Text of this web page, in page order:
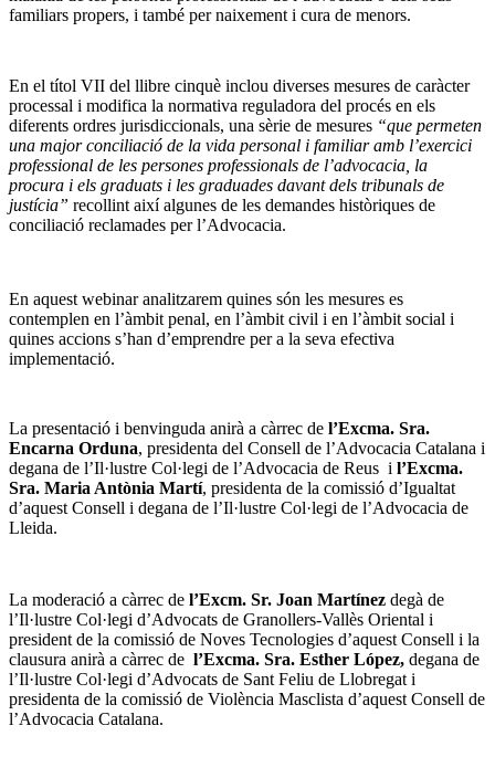
familiars propers, i també per naixement i cura de menors.
En el títol VII del llibre cinquè inclou diverses mesures de caràcter
processal i modifica la normativa reguladora del procés en els
diferents ordres jurisdiccionals, una sèrie de mesures “que permeten
una major conciliació de la vida personal i familiar amb l’exercici
professional de les persones professionals de l’advocacia, la
procura i els graduats i les graduades davant dels tribunals de
justícia” recollint així algunes de les demandes històriques de
conciliació reclamades per l’Advocacia.
En aquest webinar analitzarem quines són les mesures es
contemplen en l’àmbit penal, en l’àmbit civil i en l’àmbit social i
quines accions s’han d’emprendre per a la seva efectiva
implementació.
La presentació i benvinguda anirà a càrrec de l’Excma. Sra.
Encarna Orduna, presidenta del Consell de l’Advocacia Catalana i
degana de l’Il·lustre Col·legi de l’Advocacia de Reus i l’Excma.
Sra. Maria Antònia Martí, presidenta de la comissió d’Igualtat
d’aquest Consell i degana de l’Il·lustre Col·legi de l’Advocacia de
Lleida.
La moderació a càrrec de l’Excm. Sr. Joan Martínez degà de
l’Il·lustre Col·legi d’Advocats de Granollers-Vallès Oriental i
president de la comissió de Noves Tecnologies d’aquest Consell i la
clausura anirà a càrrec de l’Excma. Sra. Esther López, degana de
l’Il·lustre Col·legi d’Advocats de Sant Feliu de Llobregat i
presidenta de la comissió de Violència Masclista d’aquest Consell de
l’Advocacia Catalana.